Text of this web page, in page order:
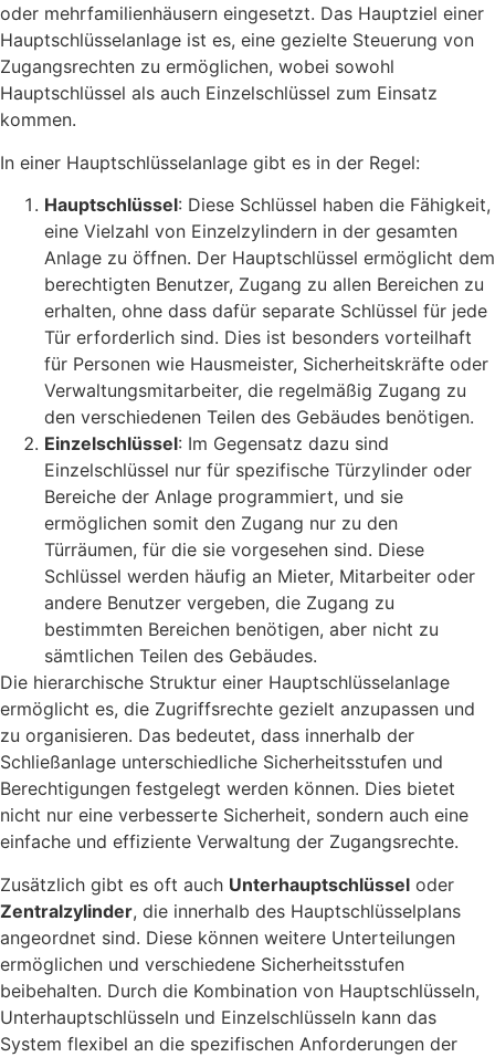
oder mehrfamilienhäusern eingesetzt. Das Hauptziel einer
Hauptschlüsselanlage ist es, eine gezielte Steuerung von
Zugangsrechten zu ermöglichen, wobei sowohl
Hauptschlüssel als auch Einzelschlüssel zum Einsatz
kommen.
In einer Hauptschlüsselanlage gibt es in der Regel:
Hauptschlüssel: Diese Schlüssel haben die Fähigkeit,
eine Vielzahl von Einzelzylindern in der gesamten
Anlage zu öffnen. Der Hauptschlüssel ermöglicht dem
berechtigten Benutzer, Zugang zu allen Bereichen zu
erhalten, ohne dass dafür separate Schlüssel für jede
Tür erforderlich sind. Dies ist besonders vorteilhaft
für Personen wie Hausmeister, Sicherheitskräfte oder
Verwaltungsmitarbeiter, die regelmäßig Zugang zu
den verschiedenen Teilen des Gebäudes benötigen.
Einzelschlüssel: Im Gegensatz dazu sind
Einzelschlüssel nur für spezifische Türzylinder oder
Bereiche der Anlage programmiert, und sie
ermöglichen somit den Zugang nur zu den
Türräumen, für die sie vorgesehen sind. Diese
Schlüssel werden häufig an Mieter, Mitarbeiter oder
andere Benutzer vergeben, die Zugang zu
bestimmten Bereichen benötigen, aber nicht zu
sämtlichen Teilen des Gebäudes.
Die hierarchische Struktur einer Hauptschlüsselanlage
ermöglicht es, die Zugriffsrechte gezielt anzupassen und
zu organisieren. Das bedeutet, dass innerhalb der
Schließanlage unterschiedliche Sicherheitsstufen und
Berechtigungen festgelegt werden können. Dies bietet
nicht nur eine verbesserte Sicherheit, sondern auch eine
einfache und effiziente Verwaltung der Zugangsrechte.
Zusätzlich gibt es oft auch Unterhauptschlüssel oder
Zentralzylinder, die innerhalb des Hauptschlüsselplans
angeordnet sind. Diese können weitere Unterteilungen
ermöglichen und verschiedene Sicherheitsstufen
beibehalten. Durch die Kombination von Hauptschlüsseln,
Unterhauptschlüsseln und Einzelschlüsseln kann das
System flexibel an die spezifischen Anforderungen der